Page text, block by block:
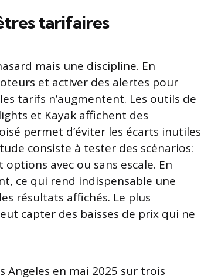
tarifaires
mais une discipline. En
et activer des alertes pour
tarifs n’augmentent. Les outils de
et Kayak affichent des
permet d’éviter les écarts inutiles
consiste à tester des scénarios:
avec ou sans escale. En
ce qui rend indispensable une
résultats affichés. Le plus
capter des baisses de prix qui ne
Angeles en mai 2025 sur trois